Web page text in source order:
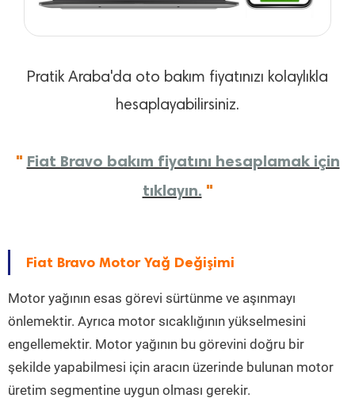
Pratik Araba'da oto bakım fiyatınızı kolaylıkla
hesaplayabilirsiniz.
" Fiat Bravo bakım fiyatını hesaplamak için
tıklayın. "
Fiat Bravo Motor Yağ Değişimi
Motor yağının esas görevi sürtünme ve aşınmayı
önlemektir. Ayrıca motor sıcaklığının yükselmesini
engellemektir. Motor yağının bu görevini doğru bir
şekilde yapabilmesi için aracın üzerinde bulunan motor
üretim segmentine uygun olması gerekir.